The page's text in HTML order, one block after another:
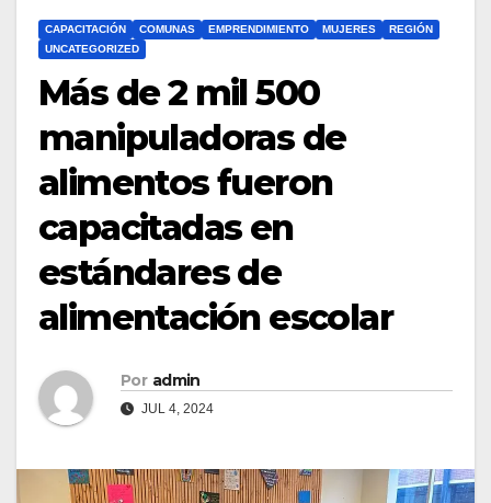
CAPACITACIÓN COMUNAS EMPRENDIMIENTO MUJERES
REGIÓN
UNCATEGORIZED
Más de 2 mil 500
manipuladoras de
alimentos fueron
capacitadas en
estándares de
alimentación escolar
Por admin
JUL 4, 2024